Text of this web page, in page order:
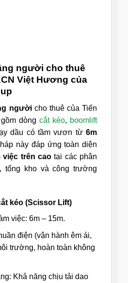
người cho thuê
Việt Hương của
người cho thuê của Tiến
dòng cắt kéo, boomlift
dầu có tầm vươn từ 6m
này đáp ứng toàn diện
việc trên cao tại các phân
tổng kho và công trường
kéo (Scissor Lift)
việc: 6m – 15m.
điện (vận hành êm ái,
trường, hoàn toàn không
Khả năng chịu tải dao